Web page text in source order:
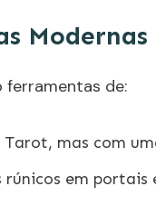
Modernas
ferramentas de:
Tarot, mas com
rúnicos em portais